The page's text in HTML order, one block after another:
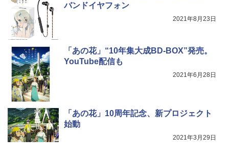
バンドイヤフォン
2021年8月23日
「あの花」“10年集大成BD-BOX”発売。
YouTube配信も
2021年6月28日
「あの花」10周年記念、新プロジェクト
始動
2021年3月29日